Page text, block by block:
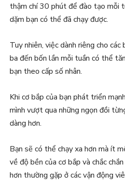
thậm chí 30 phút để đào tạo mỗi
dặm bạn có thể đã chạy được.
Tuy nhiên, việc dành riêng cho
ba đến bốn lần mỗi tuần có thể
bạn theo cấp số nhân.
Khi cơ bắp của bạn phát triển
mình vượt qua những ngọn đồi
dàng hơn.
Bạn sẽ có thể chạy xa hơn mà ít
về độ bền của cơ bắp và chắc
hơn thường gặp ở các vận động